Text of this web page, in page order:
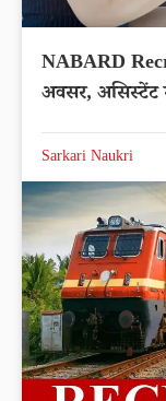
NABARD
अवसर, असिस्टेंट
Sarkari Naukri